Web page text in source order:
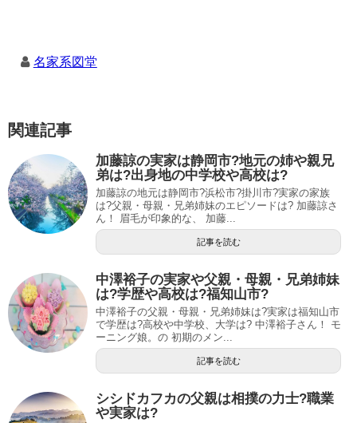
名家系図堂
関連記事
加藤諒の実家は静岡市?地元の姉や親兄
弟は?出身地の中学校や高校は?
加藤諒の地元は静岡市?浜松市?掛川市?実家の家族
は?父親・母親・兄弟姉妹のエピソードは? 加藤諒さ
ん！ 眉毛が印象的な、 加藤...
記事を読む
中澤裕子の実家や父親・母親・兄弟姉妹
は?学歴や高校は?福知山市?
中澤裕子の父親・母親・兄弟姉妹は?実家は福知山市
で学歴は?高校や中学校、大学は? 中澤裕子さん！ モ
ーニング娘。の 初期のメン...
記事を読む
シシドカフカの父親は相撲の力士?職業
や実家は?